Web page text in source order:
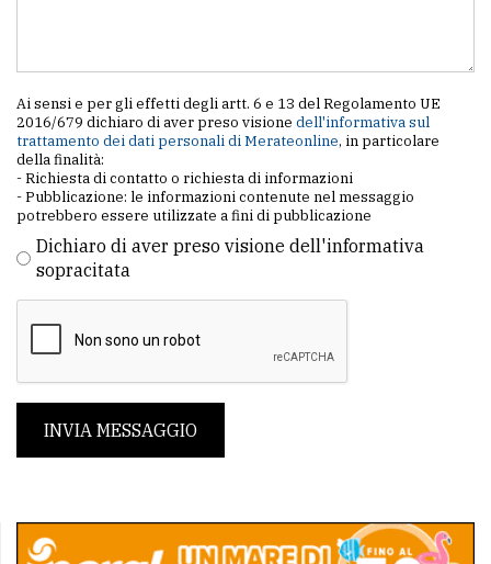
Ai sensi e per gli effetti degli artt. 6 e 13 del Regolamento UE
2016/679 dichiaro di aver preso visione dell'informativa sul
trattamento dei dati personali di Merateonline, in particolare
della finalità:
- Richiesta di contatto o richiesta di informazioni
- Pubblicazione: le informazioni contenute nel messaggio
potrebbero essere utilizzate a fini di pubblicazione
Dichiaro di aver preso visione dell'informativa
sopracitata
INVIA MESSAGGIO